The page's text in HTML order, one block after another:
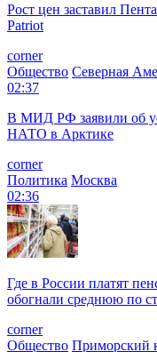
Рост цен заставил
Patriot
corner
Общество Северная
02:37
В МИД РФ заявили об
НАТО в Арктике
corner
Политика Москва
02:36
Где в России платят
обогнали среднюю по
corner
Общество Приморский